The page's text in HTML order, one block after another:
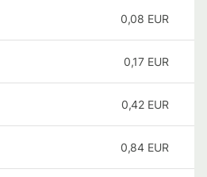
0,08 EUR
0,17 EUR
0,42 EUR
0,84 EUR